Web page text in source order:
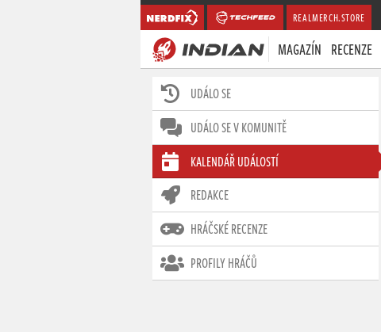
REALMERCH.STORE
MAGAZÍN RECENZE
UDÁLO SE
UDÁLO SE V KOMUNITĚ
KALENDÁŘ UDÁLOSTÍ
REDAKCE
HRÁČSKÉ RECENZE
PROFILY HRÁČŮ